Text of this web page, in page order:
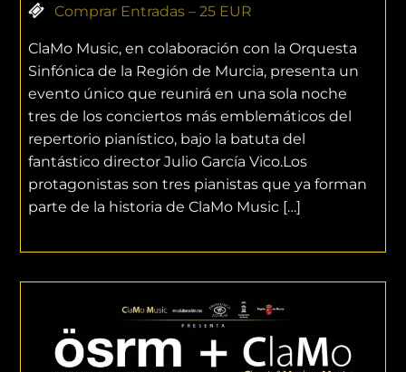
Comprar Entradas – 25 EUR
ClaMo Music, en colaboración con la Orquesta
Sinfónica de la Región de Murcia, presenta un
evento único que reunirá en una sola noche
tres de los conciertos más emblemáticos del
repertorio pianístico, bajo la batuta del
fantástico director Julio García Vico.Los
protagonistas son tres pianistas que ya forman
parte de la historia de ClaMo Music […]